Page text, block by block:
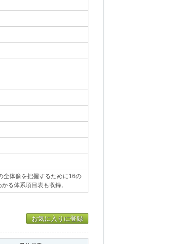
全体像を把握するために16の
る体系項目表も収録。
お気に入りに登録